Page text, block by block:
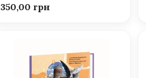
350,00